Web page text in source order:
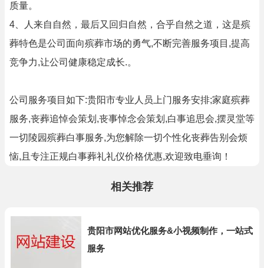
质量。
4、人来自自然，最后又回归自然，合乎自然之道，这是殡
葬特色是公司面向殡葬市场的勇气,不断完善服务项目,提高
竞争力,让公司健康稳定成长.。
公司服务项目如下:贵阳市专业人员上门服务安排;家庭殡葬
服务,丧葬追悼会策划,丧事悼念会策划,白事追思会,摆灵堂等
一切陵园殡葬白事服务,为您解除一切个性化丧葬告别会烦
恼,且专注正规白事葬礼礼仪价格优惠,欢迎致电垂询！
相关推荐
贵阳市网站优化服务&小视频制作，一站式
服务